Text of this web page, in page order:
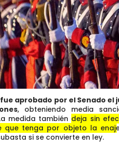
aprobado por el Senado
, obteniendo media
medida también deja sin
que tenga por objeto la
si se convierte en ley.